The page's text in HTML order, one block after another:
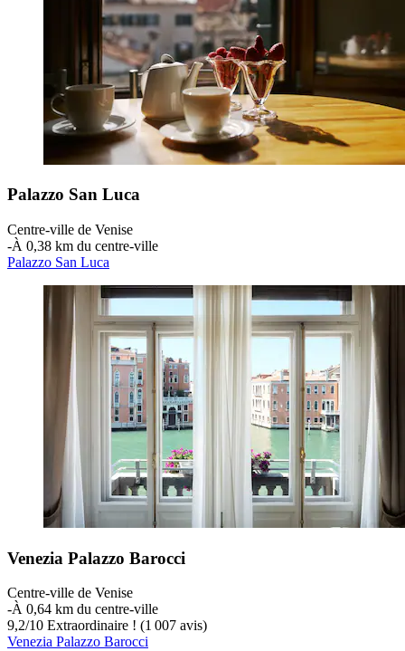
Palazzo San Luca
Centre-ville de Venise
‐À 0,38 km du centre-ville
Palazzo San Luca
Venezia Palazzo Barocci
Centre-ville de Venise
‐À 0,64 km du centre-ville
9,2/10 Extraordinaire ! (1 007 avis)
Venezia Palazzo Barocci